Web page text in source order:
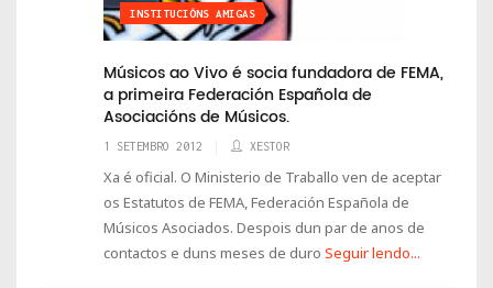
INSTITUCIÓNS AMIGAS
Músicos ao Vivo é socia fundadora de FEMA,
a primeira Federación Española de
Asociacións de Músicos.
1 SETEMBRO 2012 XESTOR
Xa é oficial. O Ministerio de Traballo ven de aceptar
os Estatutos de FEMA, Federación Española de
Músicos Asociados. Despois dun par de anos de
contactos e duns meses de duro Seguir lendo...